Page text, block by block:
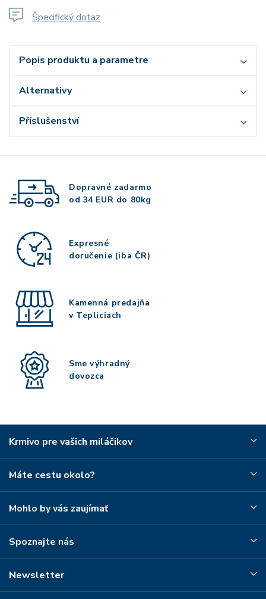
Špecifický dotaz
Popis produktu a parametre
Alternativy
Příslušenství
Dopravné zadarmo
od 34 EUR do 80kg
Expresné
doručenie (iba ČR)
Kamenná predajňa
v Tepliciach
Sme výhradný
dovozca
Krmivo pre vašich miláčikov
Máte cestu okolo?
Mohlo by vás zaujímať
Spoznajte nás
Newsletter